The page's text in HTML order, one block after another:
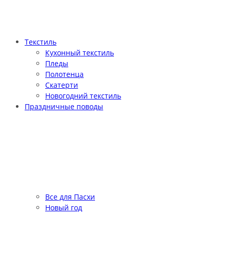
Текстиль
Кухонный текстиль
Пледы
Полотенца
Скатерти
Новогодний текстиль
Праздничные поводы
Все для Пасхи
Новый год